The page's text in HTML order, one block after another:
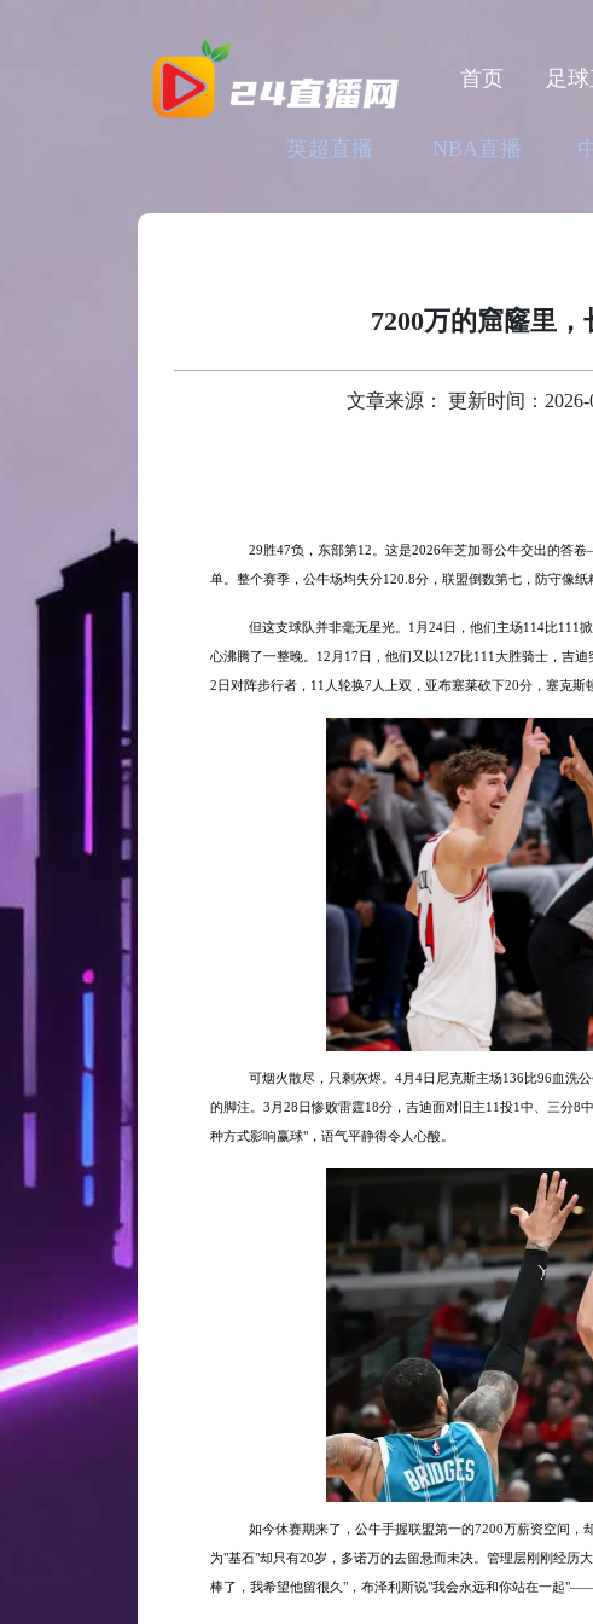
首页 足
英超直播 NBA直播
7200万的窟窿里
文章来源： 更新时间：2026-
29胜47负，东部第12。这是2026年芝加哥公牛交出的答
单。整个赛季，公牛场均失分120.8分，联盟倒数第七，防守像纸
但这支球队并非毫无星光。 1月24日，他们主场114比111
心沸腾了一整晚。12月17日，他们又以127比111大胜骑士，吉
2日对阵步行者，11人轮换7人上双，亚布塞莱砍下20分，塞克
可烟火散尽，只剩灰烬。 4月4日尼克斯主场136比96血洗
的脚注。3月28日惨败雷霆18分，吉迪面对旧主11投1中、三分8
种方式影响赢球"，语气平静得令人心酸。
如今休赛期来了，公牛手握联盟第一的7200万薪资空间，
为"基石"却只有20岁，多诺万的去留悬而未决。管理层刚刚经历
棒了，我希望他留很久"，布泽利斯说"我会永远和你站在一起